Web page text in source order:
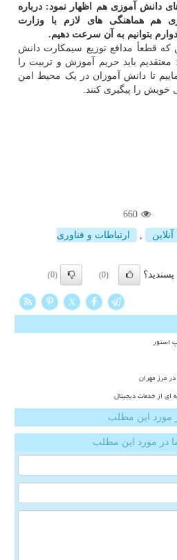
دانش آموزی هم اظهار نمود: درباره
هم هماهنگی های لازم با وزارت
بتوانیم به آن سرعت دهیم.
که قطعأ مدافع توزیع سیمکارت دانش
باید حریم آموزش و تربیت را
تا دانش آموزان در یک محیط امن
را پیگیری کنند.
660
آنلاین ,
ارتباطات و فناوری
(0)
(0)
X
استور
مرز مهران
ای از خدمات دیجیتال
مورد این مطلب
در مورد این مطلب